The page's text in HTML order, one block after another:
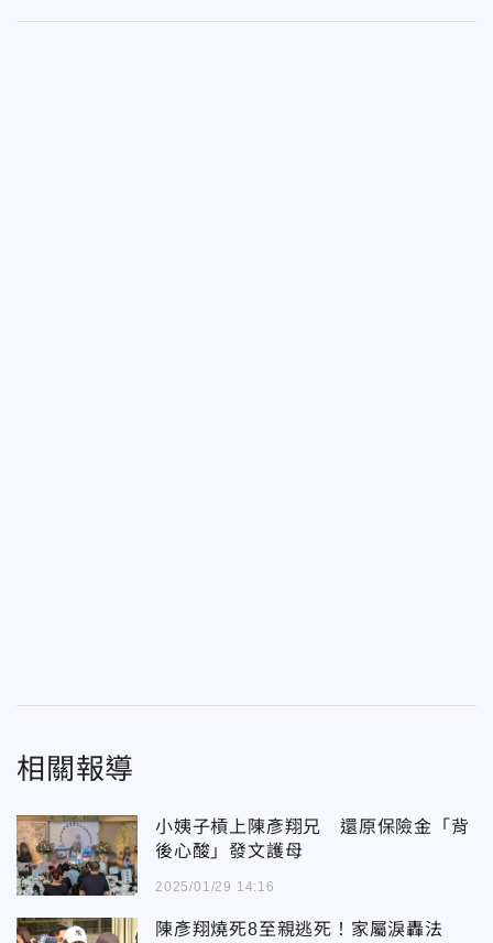
相關報導
小姨子槓上陳彥翔兄 還原保險金「背
後心酸」發文護母
2025/01/29 14:16
陳彥翔燒死8至親逃死！家屬淚轟法